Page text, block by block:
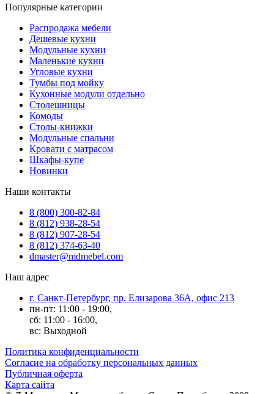
Популярные категории
Распродажа мебели
Дешевые кухни
Модульные кухни
Маленькие кухни
Угловые кухни
Тумбы под мойку
Кухонные модули отдельно
Столешницы
Комоды
Столы-книжки
Модульные спальни
Кровати с матрасом
Шкафы-купе
Новинки
Наши контакты
8 (800) 300-82-84
8 (812) 938-28-54
8 (812) 907-28-54
8 (812) 374-63-40
dmaster@mdmebel.com
Наш адрес
г. Санкт-Петербург, пр. Елизарова 36А, офис 213
пн-пт: 11:00 - 19:00,
сб: 11:00 - 16:00,
вс: Выходной
Политика конфиденциальности
Согласие на обработку персональных данных
Публичная оферта
Карта сайта